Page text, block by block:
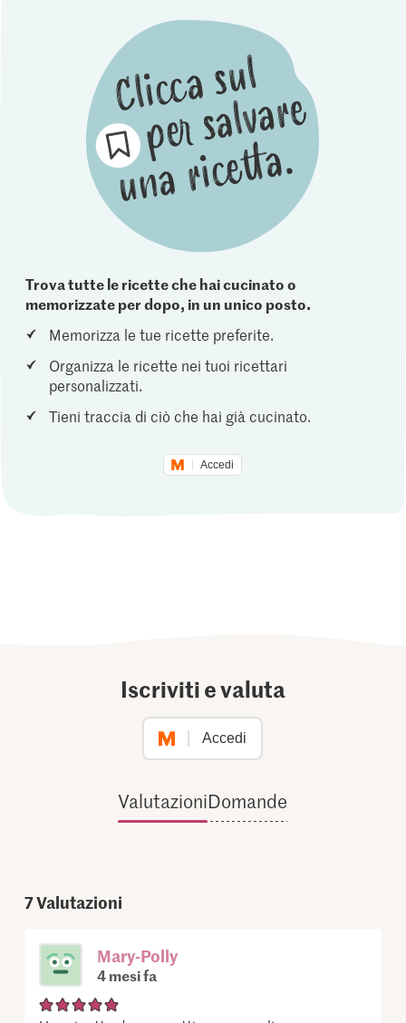
Trova tutte le ricette che hai cucinato o
memorizzate per dopo, in un unico posto.
Memorizza le tue ricette preferite.
Organizza le ricette nei tuoi ricettari
personalizzati.
Tieni traccia di ciò che hai già cucinato.
Accedi
Iscriviti e valuta
Accedi
ValutazioniDomande
7Valutazioni
Mary-Polly
4 mesi fa